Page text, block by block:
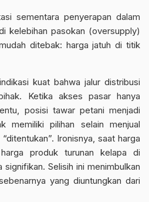
sementara penyerapan dalam
kelebihan pasokan (oversupply)
ditebak: harga jatuh di titik
kuat bahwa jalur distribusi
Ketika akses pasar hanya
posisi tawar petani menjadi
memiliki pilihan selain menjual
Ironisnya, saat harga
produk turunan kelapa di
Selisih ini menimbulkan
yang diuntungkan dari